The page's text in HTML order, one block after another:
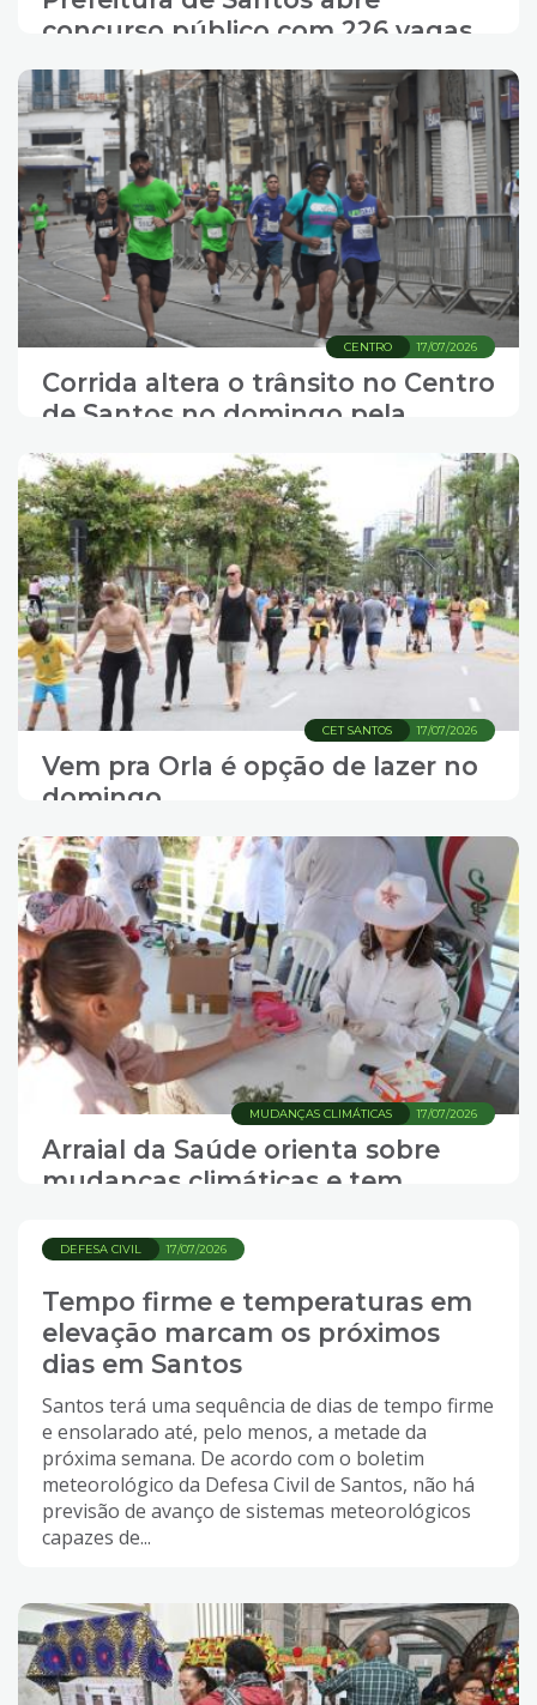
concurso público com 226 vagas
para níveis fundamental, médio e
superior
17/07/2026
CENTRO
Corrida altera o trânsito no Centro
de Santos no domingo pela
manhã.
17/07/2026
CET SANTOS
Vem pra Orla é opção de lazer no
domingo
17/07/2026
MUDANÇAS CLIMÁTICAS
Arraial da Saúde orienta sobre
mudanças climáticas e tem
17/07/2026
DEFESA CIVIL
Tempo firme e temperaturas em
elevação marcam os próximos
dias em Santos
Santos terá uma sequência de dias de tempo firme
e ensolarado até, pelo menos, a metade da
próxima semana. De acordo com o boletim
meteorológico da Defesa Civil de Santos, não há
previsão de avanço de sistemas meteorológicos
capazes de...